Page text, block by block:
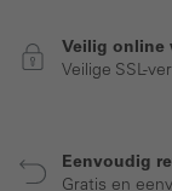
Veilig online
Veilige SSL-
Eenvoudig
Gratis en